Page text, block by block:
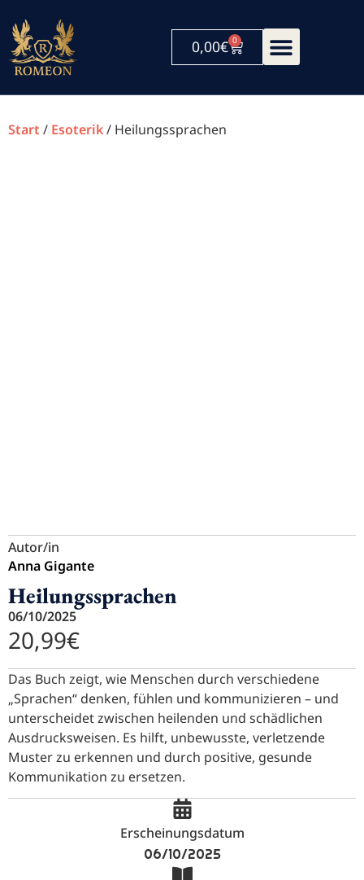
0,00€ 0
Start / Esoterik/ Heilungssprachen
Autor/in
Anna Gigante
Heilungssprachen
06/10/2025
20,99€
Das Buch zeigt, wie Menschen durch verschiedene
„Sprachen“ denken, fühlen und kommunizieren – und
unterscheidet zwischen heilenden und schädlichen
Ausdrucksweisen. Es hilft, unbewusste, verletzende
Muster zu erkennen und durch positive, gesunde
Kommunikation zu ersetzen.
Erscheinungsdatum
06/10/2025